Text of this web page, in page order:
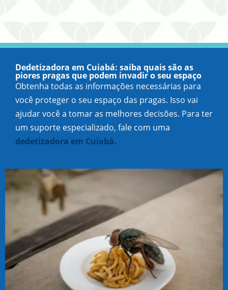
Dedetizadora em Cuiabá: saiba quais são as
piores pragas que podem invadir o seu espaço
Obtenha todas as informações necessárias para
você proteger o seu espaço das pragas. Isso vai
ajudar você a tomar as melhores decisões. Para ter
um suporte especializado, fale com uma
dedetizadora em Cuiabá.